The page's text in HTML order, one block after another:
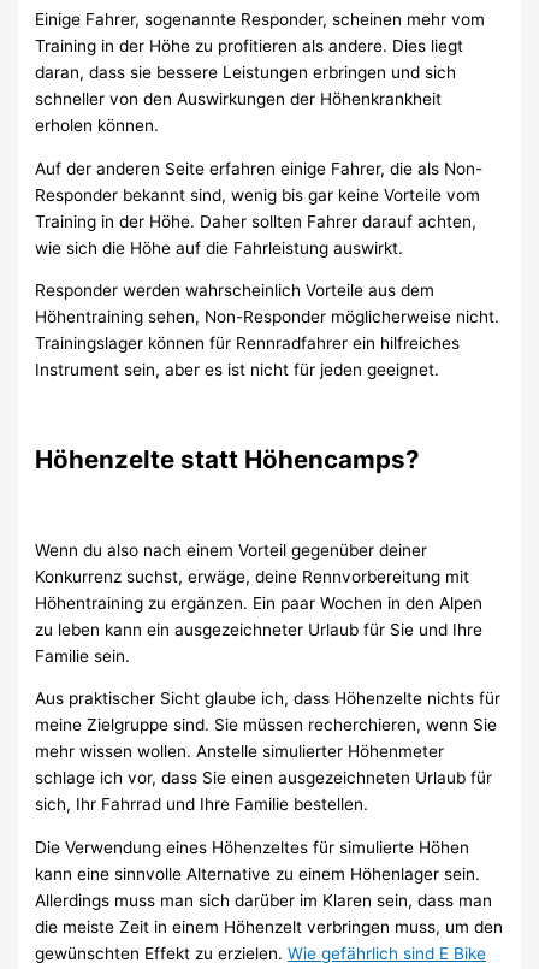
Einige Fahrer, sogenannte Responder, scheinen mehr vom
Training in der Höhe zu profitieren als andere. Dies liegt
daran, dass sie bessere Leistungen erbringen und sich
schneller von den Auswirkungen der Höhenkrankheit
erholen können.
Auf der anderen Seite erfahren einige Fahrer, die als Non-
Responder bekannt sind, wenig bis gar keine Vorteile vom
Training in der Höhe. Daher sollten Fahrer darauf achten,
wie sich die Höhe auf die Fahrleistung auswirkt.
Responder werden wahrscheinlich Vorteile aus dem
Höhentraining sehen, Non-Responder möglicherweise nicht.
Trainingslager können für Rennradfahrer ein hilfreiches
Instrument sein, aber es ist nicht für jeden geeignet.
Höhenzelte statt Höhencamps?
Wenn du also nach einem Vorteil gegenüber deiner
Konkurrenz suchst, erwäge, deine Rennvorbereitung mit
Höhentraining zu ergänzen. Ein paar Wochen in den Alpen
zu leben kann ein ausgezeichneter Urlaub für Sie und Ihre
Familie sein.
Aus praktischer Sicht glaube ich, dass Höhenzelte nichts für
meine Zielgruppe sind. Sie müssen recherchieren, wenn Sie
mehr wissen wollen. Anstelle simulierter Höhenmeter
schlage ich vor, dass Sie einen ausgezeichneten Urlaub für
sich, Ihr Fahrrad und Ihre Familie bestellen.
Die Verwendung eines Höhenzeltes für simulierte Höhen
kann eine sinnvolle Alternative zu einem Höhenlager sein.
Allerdings muss man sich darüber im Klaren sein, dass man
die meiste Zeit in einem Höhenzelt verbringen muss, um den
gewünschten Effekt zu erzielen.Wie gefährlich sind E Bike